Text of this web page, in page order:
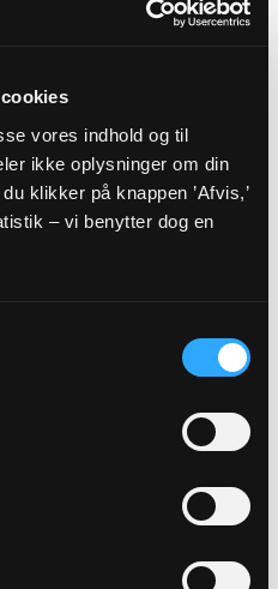
vores indhold og til
ikke oplysninger om din
klikker på knappen ’Afvis,’
– vi benytter dog en
vedrørende